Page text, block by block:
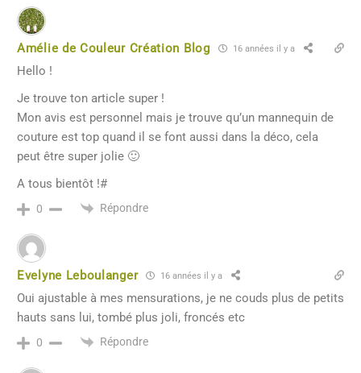
Amélie de Couleur Création Blog 16 années il y a
Hello !
Je trouve ton article super !
Mon avis est personnel mais je trouve qu’un mannequin de
couture est top quand il se font aussi dans la déco, cela
peut être super jolie 🙂
A tous bientôt !#
0 Répondre
Evelyne Leboulanger 16 années il y a
Oui ajustable à mes mensurations, je ne couds plus de petits
hauts sans lui, tombé plus joli, froncés etc
0 Répondre